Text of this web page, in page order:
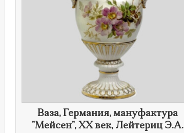
Ваза, Германия, мануфактура
"Мейсен", XX век, Лейтериц Э.А.